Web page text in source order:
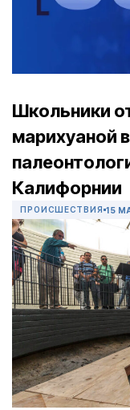
Школьники
марихуаной
Калифорнии
ПРОИСШЕСТВИЯ 15